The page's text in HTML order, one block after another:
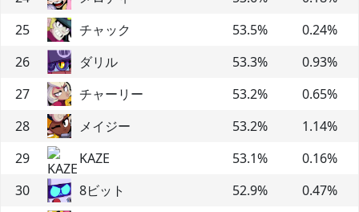
25
チャック 53.5% 0.24%
26
ダリル 53.3% 0.93%
27
チャーリー 53.2% 0.65%
28
メイジー 53.2% 1.14%
29
KAZE 53.1% 0.16%
30
8ビット 52.9% 0.47%